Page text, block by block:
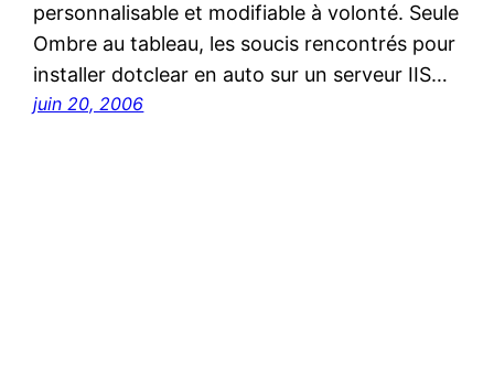
personnalisable et modifiable à volonté. Seule
Ombre au tableau, les soucis rencontrés pour
installer dotclear en auto sur un serveur IIS…
juin 20, 2006